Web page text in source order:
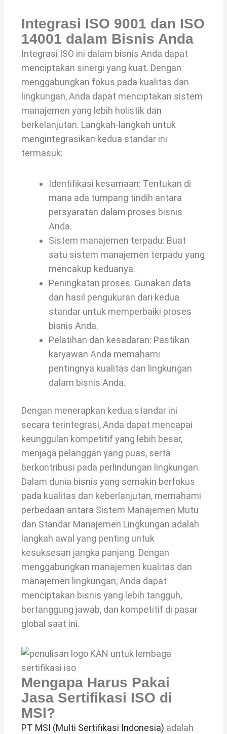
Integrasi ISO 9001 dan ISO
14001 dalam Bisnis Anda
Integrasi ISO ini dalam bisnis Anda dapat
menciptakan sinergi yang kuat. Dengan
menggabungkan fokus pada kualitas dan
lingkungan, Anda dapat menciptakan sistem
manajemen yang lebih holistik dan
berkelanjutan. Langkah-langkah untuk
mengintegrasikan kedua standar ini
termasuk:
Identifikasi kesamaan: Tentukan di
mana ada tumpang tindih antara
persyaratan dalam proses bisnis
Anda.
Sistem manajemen terpadu: Buat
satu sistem manajemen terpadu yang
mencakup keduanya.
Peningkatan proses: Gunakan data
dan hasil pengukuran dari kedua
standar untuk memperbaiki proses
bisnis Anda.
Pelatihan dan kesadaran: Pastikan
karyawan Anda memahami
pentingnya kualitas dan lingkungan
dalam bisnis Anda.
Dengan menerapkan kedua standar ini
secara terintegrasi, Anda dapat mencapai
keunggulan kompetitif yang lebih besar,
menjaga pelanggan yang puas, serta
berkontribusi pada perlindungan lingkungan.
Dalam dunia bisnis yang semakin berfokus
pada kualitas dan keberlanjutan, memahami
perbedaan antara Sistem Manajemen Mutu
dan Standar Manajemen Lingkungan adalah
langkah awal yang penting untuk
kesuksesan jangka panjang. Dengan
menggabungkan manajemen kualitas dan
manajemen lingkungan, Anda dapat
menciptakan bisnis yang lebih tangguh,
bertanggung jawab, dan kompetitif di pasar
global saat ini.
Mengapa Harus Pakai
Jasa Sertifikasi ISO di
MSI?
PT MSI (Multi Sertifikasi Indonesia) adalah